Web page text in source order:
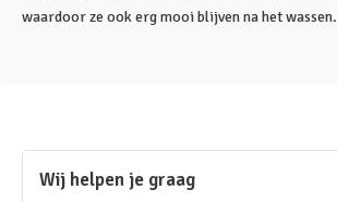
waardoor ze ook erg mooi blijven na het wassen.
Wij helpen je graag